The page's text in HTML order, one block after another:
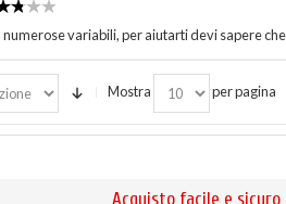
variabili, per aiutarti devi sapere
Mostra per pagina
Acquisto facile e sicuro